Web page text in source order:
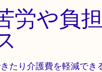
労や負
たり介護費を軽減で